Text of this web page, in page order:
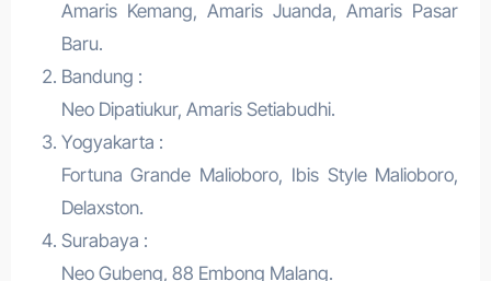
Amaris Kemang, Amaris Juanda, Amaris Pasar
Baru.
Bandung :
Neo Dipatiukur, Amaris Setiabudhi.
Yogyakarta :
Fortuna Grande Malioboro, Ibis Style Malioboro,
Delaxston.
Surabaya :
Neo Gubeng, 88 Embong Malang.